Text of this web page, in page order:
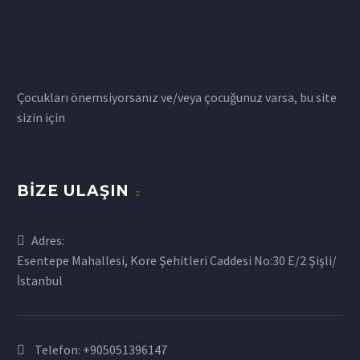
Çocukları önemsiyorsanız ve/veya çocuğunuz varsa, bu site
sizin için
BIZE ULAŞIN
Adres:
Esentepe Mahallesi, Kore Şehitleri Caddesi No:30 E/2 Şişli/
İstanbul
Telefon: +905051396147